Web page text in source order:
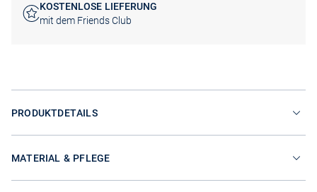
KOSTENLOSE LIEFERUNG
mit dem Friends Club
PRODUKTDETAILS
MATERIAL & PFLEGE